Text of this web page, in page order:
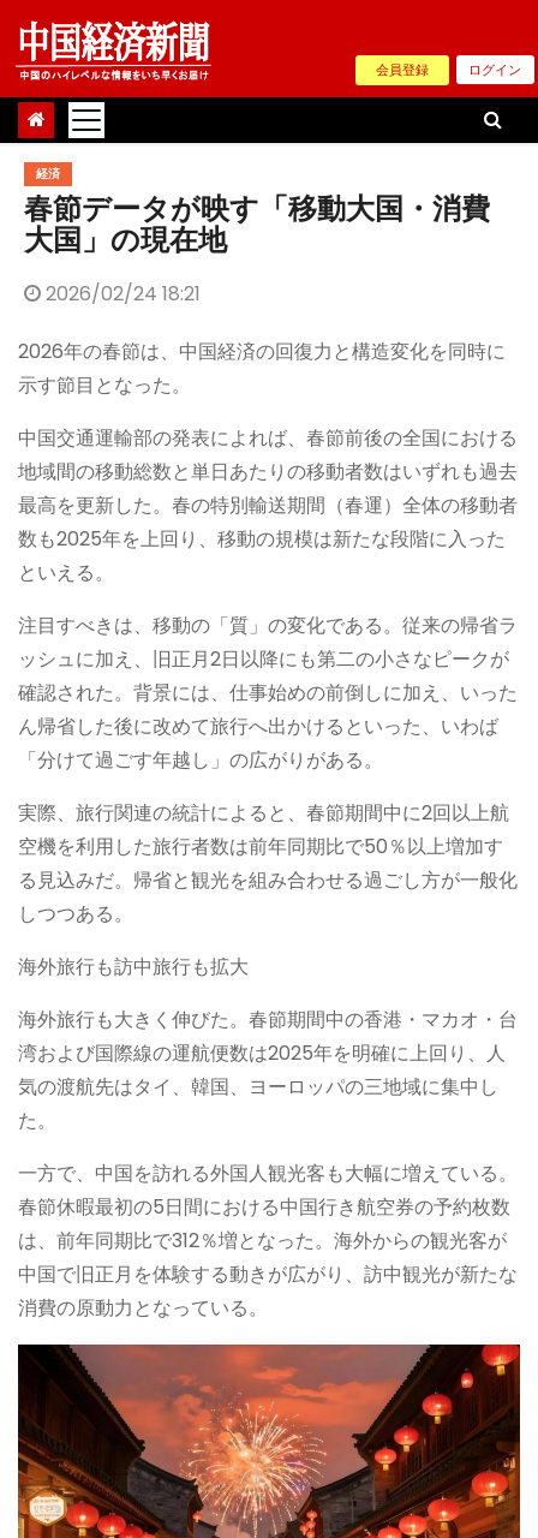
Skip
content
会員登録 ログイン
経済
春節データが映す「移動大国・消費
大国」の現在地
2026/02/24 18:21
2026年の春節は、中国経済の回復力と構造変化を同時に
示す節目となった。
中国交通運輸部の発表によれば、春節前後の全国における
地域間の移動総数と単日あたりの移動者数はいずれも過去
最高を更新した。春の特別輸送期間（春運）全体の移動者
数も2025年を上回り、移動の規模は新たな段階に入った
といえる。
注目すべきは、移動の「質」の変化である。従来の帰省ラ
ッシュに加え、旧正月2日以降にも第二の小さなピークが
確認された。背景には、仕事始めの前倒しに加え、いった
ん帰省した後に改めて旅行へ出かけるといった、いわば
「分けて過ごす年越し」の広がりがある。
実際、旅行関連の統計によると、春節期間中に2回以上航
空機を利用した旅行者数は前年同期比で50％以上増加す
る見込みだ。帰省と観光を組み合わせる過ごし方が一般化
しつつある。
海外旅行も訪中旅行も拡大
海外旅行も大きく伸びた。春節期間中の香港・マカオ・台
湾および国際線の運航便数は2025年を明確に上回り、人
気の渡航先はタイ、韓国、ヨーロッパの三地域に集中し
た。
一方で、中国を訪れる外国人観光客も大幅に増えている。
春節休暇最初の5日間における中国行き航空券の予約枚数
は、前年同期比で312％増となった。海外からの観光客が
中国で旧正月を体験する動きが広がり、訪中観光が新たな
消費の原動力となっている。